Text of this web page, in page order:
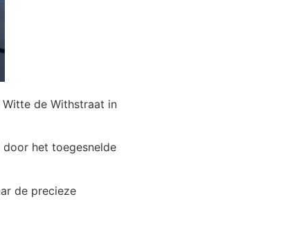
de Withstraat in
door het toegesnelde
de precieze